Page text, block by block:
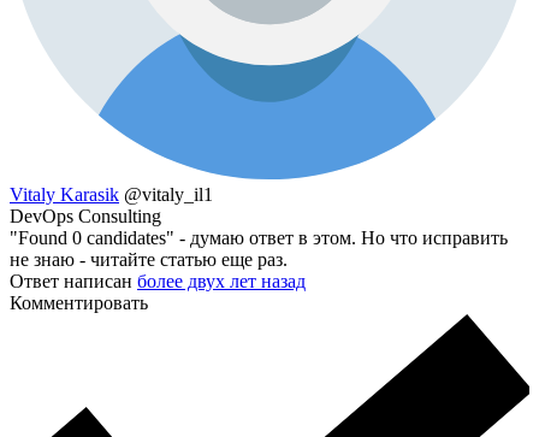
Vitaly Karasik @vitaly_il1
DevOps Consulting
"Found 0 candidates" - думаю ответ в этом. Но что исправить
не знаю - читайте статью еще раз.
Ответ написан более двух лет назад
Комментировать